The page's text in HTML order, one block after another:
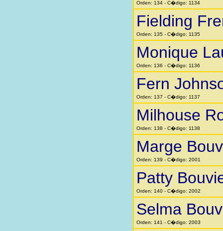
Orden: 134 - C�digo: 1134
Fielding
Orden: 135 - C�digo: 1135
Monique
Orden: 136 - C�digo: 1136
Fern
Orden: 137 - C�digo: 1137
Milhouse
Orden: 138 - C�digo: 1138
Marge
Orden: 139 - C�digo: 2001
Patty
Orden: 140 - C�digo: 2002
Selma
Orden: 141 - C�digo: 2003